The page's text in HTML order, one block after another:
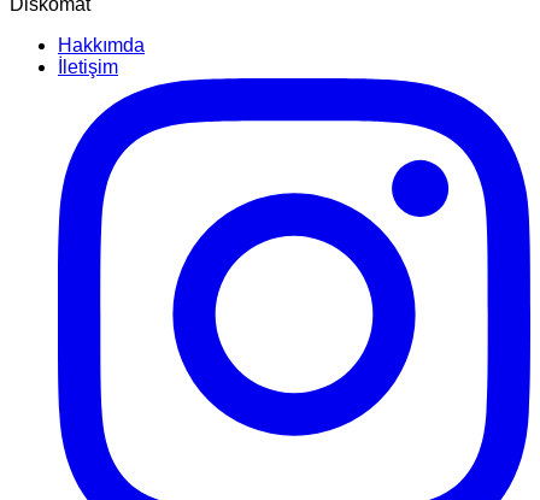
Diskomat
Hakkımda
İletişim